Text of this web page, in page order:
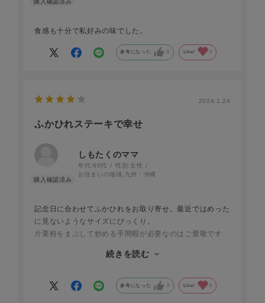
食感も十分で私好みの味でした。
参考になった 0 Like! 0
2024.1.24
ふかひれステーキで幸せ
しもたくのママ
年代:60代 性別:女性
お住まいの地域: 九州・沖縄
記念日に合わせてふかひれをお取り寄せ。最近ではめった
に見ないようなサイズにびっくり。
片栗粉をまぶして炒める手間暇が必要なのはご愛敬です
でも味は期待どうりで、家族皆で中華フルコースを楽しみ
続きを読む
参考になった 2 Like! 2